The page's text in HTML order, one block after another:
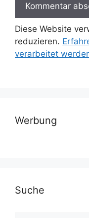
Diese Website
reduzieren.
verarbeitet
Werbung
Suche